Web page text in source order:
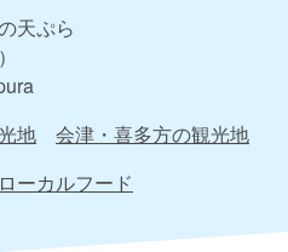
天ぷら
地
会津・喜多方の観光地
ーカルフード